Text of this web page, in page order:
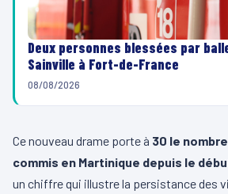
Deux personnes blessées par
Sainville à Fort-de-France
08/08/2026
Ce nouveau drame porte à 30 le
commis en Martinique depuis le
un chiffre qui illustre la persistance des